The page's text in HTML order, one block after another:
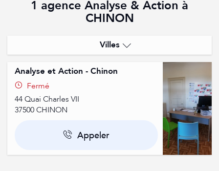
1 agence Analyse & Action à
CHINON
Villes
Amboise
Chinon
Analyse et Action - Chinon
Fermé
44 Quai Charles VII
37500CHINON
Appeler